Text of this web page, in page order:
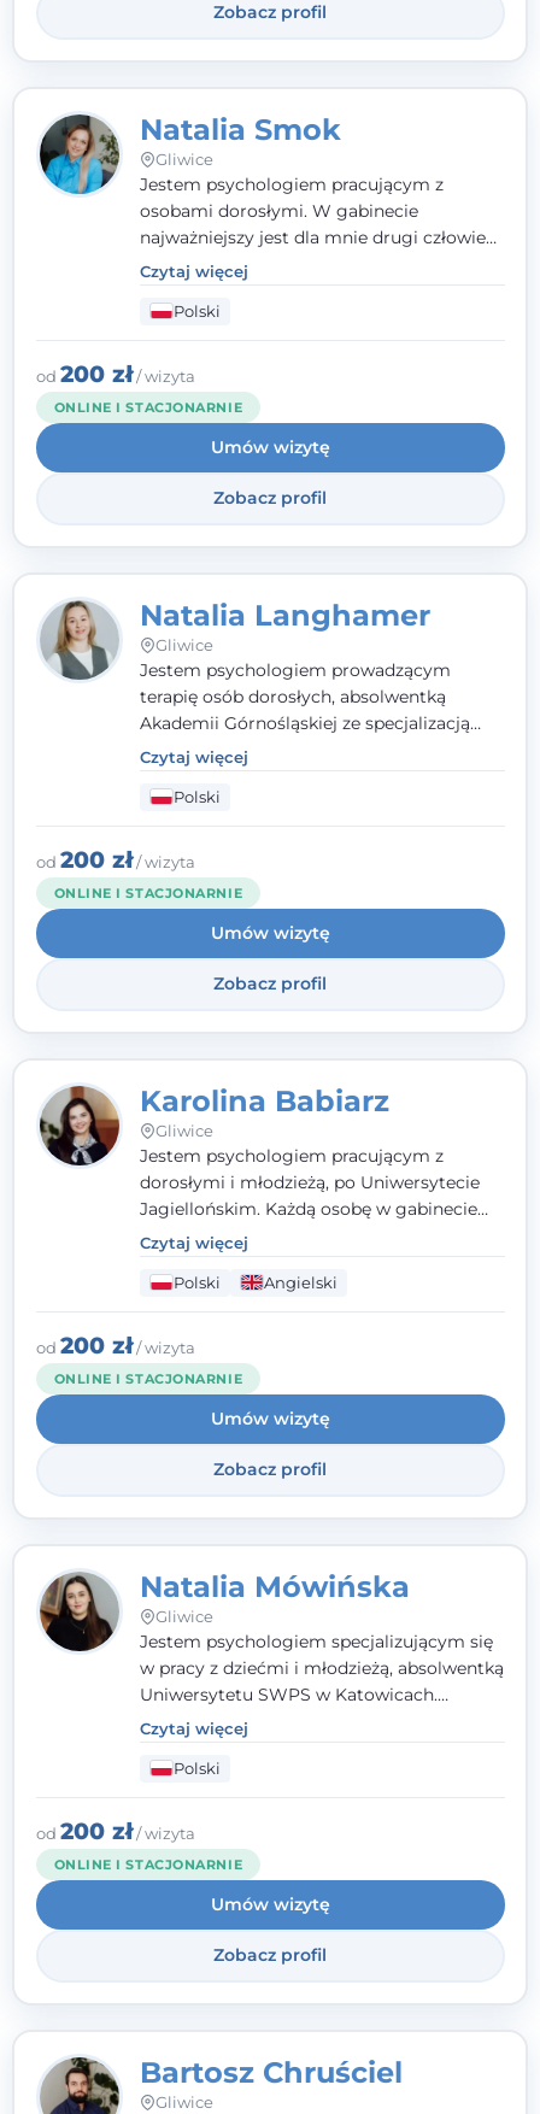
Zobacz profil
Natalia Smok
Gliwice
Jestem psychologiem pracującym z
osobami dorosłymi. W gabinecie
najważniejszy jest dla mnie drugi człowiek
- wierzę, że empatia, autentyczność i pełne
zaangażowanie tworzą bezpieczną
przestrzeń, będącą podstawą pracy nad
zmianą. W praktyce korzystam m.in. z
narzędzi Racjonalnej Terapii Zachowania.
Czytaj więcej
Polski
od 200 zł/ wizyta
ONLINE I STACJONARNIE
Umów wizytę
Zobacz profil
Natalia Langhamer
Gliwice
Jestem psychologiem prowadzącym
terapię osób dorosłych, absolwentką
Akademii Górnośląskiej ze specjalizacją
kliniczną. Oferuję konsultacje
psychologiczne i pierwszą pomoc
psychologiczną w kryzysie, przewlekłym
stresie czy obniżonym nastroju. Każde
spotkanie traktuję z szacunkiem,
uważnością i w atmosferze zaufania.
Czytaj więcej
Polski
od 200 zł/ wizyta
ONLINE I STACJONARNIE
Umów wizytę
Zobacz profil
Karolina Babiarz
Gliwice
Jestem psychologiem pracującym z
dorosłymi i młodzieżą, po Uniwersytecie
Jagiellońskim. Każdą osobę w gabinecie
traktuję jak osobną historię, którą poznaję,
budując relację opartą na zaufaniu i
empatii. Przyjmuję w Poradni Teraply.pl w
Gliwicach oraz online, po polsku i po
angielsku.
Czytaj więcej
Polski Angielski
od 200 zł/ wizyta
ONLINE I STACJONARNIE
Umów wizytę
Zobacz profil
Natalia Mówińska
Gliwice
Jestem psychologiem specjalizującym się
w pracy z dziećmi i młodzieżą, absolwentką
Uniwersytetu SWPS w Katowicach.
Prowadzę konsultacje oraz terapię
nastawioną na potrzeby dziecka i jego
rodziny. Najważniejsze jest dla mnie
stworzenie bezpiecznego miejsca, w
którym dziecko czuje się zauważone i
zrozumiane.
Czytaj więcej
Polski
od 200 zł/ wizyta
ONLINE I STACJONARNIE
Umów wizytę
Zobacz profil
Bartosz Chruściel
Gliwice